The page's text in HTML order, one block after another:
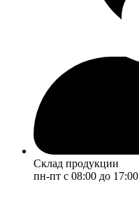
Склад продукции
пн-пт с 08:00 до 17:00